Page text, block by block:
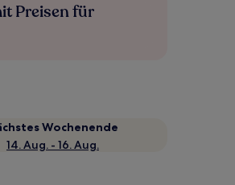
Preisen für
Wochenende
14. Aug. - 16. Aug.